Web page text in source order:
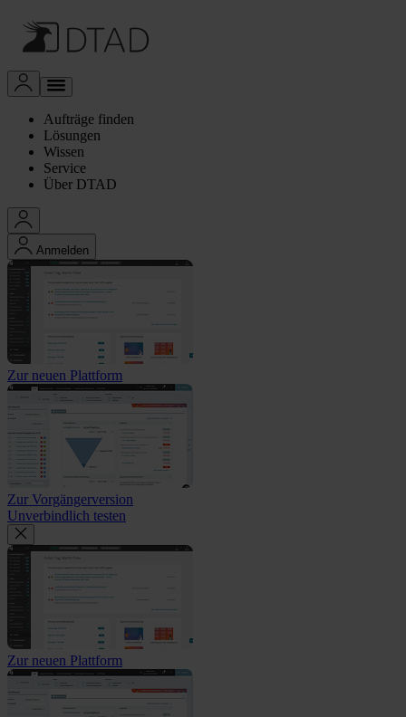
Aufträge finden
Lösungen
Wissen
Service
Über DTAD
Anmelden
Zur neuen Plattform
Zur Vorgängerversion
Unverbindlich testen
Zur neuen Plattform